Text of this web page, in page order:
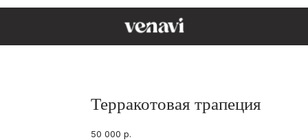
Терракотовая трапеция
50 000 р.